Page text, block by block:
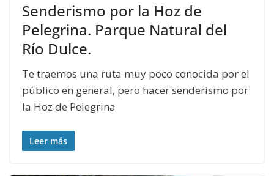
Senderismo por la Hoz de
Pelegrina. Parque Natural del
Río Dulce.
Te traemos una ruta muy poco conocida por el
público en general, pero hacer senderismo por
la Hoz de Pelegrina
Leer más